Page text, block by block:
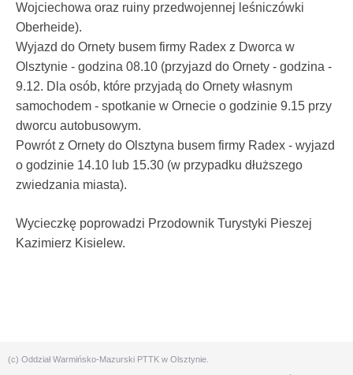
Wojciechowa oraz ruiny przedwojennej leśniczówki
Oberheide).
Wyjazd do Ornety busem firmy Radex z Dworca w
Olsztynie - godzina 08.10 (przyjazd do Ornety - godzina -
9.12. Dla osób, które przyjadą do Ornety własnym
samochodem - spotkanie w Ornecie o godzinie 9.15 przy
dworcu autobusowym.
Powrót z Ornety do Olsztyna busem firmy Radex - wyjazd
o godzinie 14.10 lub 15.30 (w przypadku dłuższego
zwiedzania miasta).
Wycieczkę poprowadzi Przodownik Turystyki Pieszej
Kazimierz Kisielew.
(c) Oddział Warmińsko-Mazurski PTTK w Olsztynie.